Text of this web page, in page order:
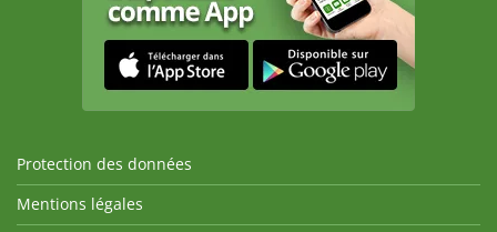
Protection des données
Mentions légales